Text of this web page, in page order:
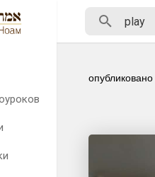
опубликовано